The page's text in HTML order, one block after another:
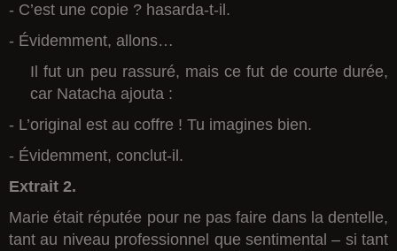
- C’est une copie ? hasarda-t-il.
- Évidemment, allons…
Il fut un peu rassuré, mais ce fut de courte durée,
car Natacha ajouta :
- L’original est au coffre ! Tu imagines bien.
- Évidemment, conclut-il.
Extrait 2.
Marie était réputée pour ne pas faire dans la dentelle,
tant au niveau professionnel que sentimental – si tant